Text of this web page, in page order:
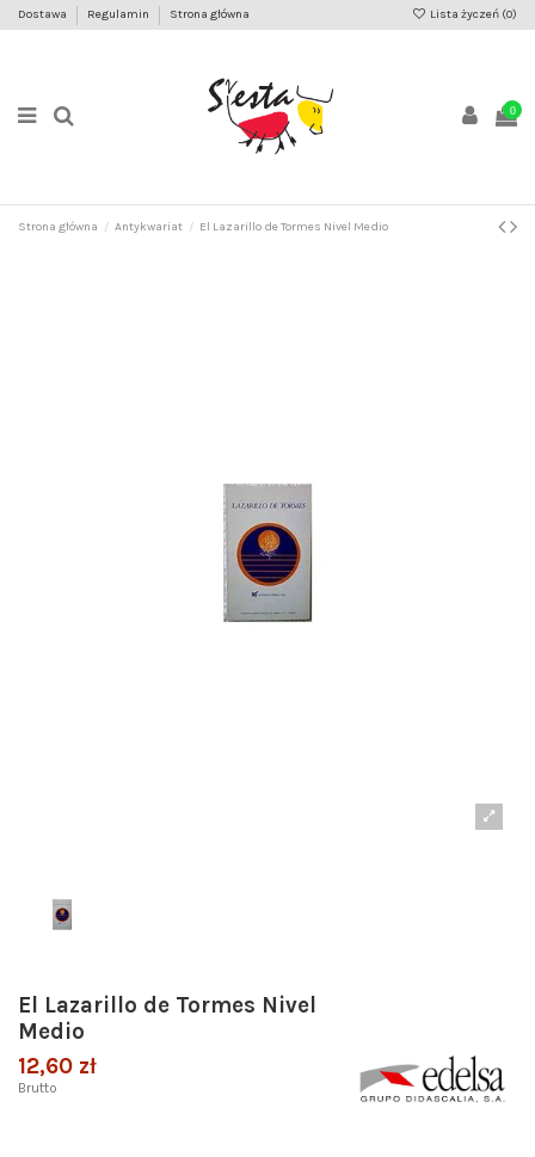
Dostawa Regulamin Strona główna Lista życzeń (0)
0
Strona główna Antykwariat El Lazarillo de Tormes Nivel Medio
El Lazarillo de Tormes Nivel
Medio
12,60 zł
Brutto